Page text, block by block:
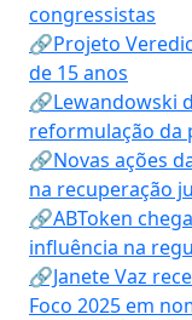
congressistas
🔗Projeto
de 15 anos
🔗Lewandowski
reformulação da
🔗Novas ações
na recuperação
🔗ABToken
influência na
🔗Janete Vaz
Foco 2025 em